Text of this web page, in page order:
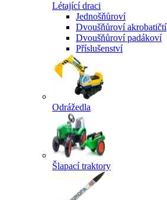
Létající draci
Jednošňůroví
Dvoušňůroví akrobatičtí
Dvoušňůroví padákoví
Příslušenství
Odrážedla
Šlapací traktory